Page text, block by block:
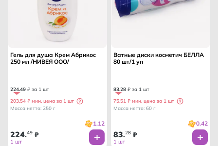
Гель для душа Крем Абрикос
250 мл /НИВЕЯ ООО/
224.49 ₽ за 1 шт
203.54 ₽ мин. цена за 1 шт
Масса нетто: 250 г
1.12
224.49 ₽
1 шт
Ватные диски косметич БЕЛЛА
80 шт/1 уп
83.28 ₽ за 1 шт
75.51 ₽ мин. цена за 1 шт
Масса нетто: 60 г
0.42
83.28 ₽
1 шт